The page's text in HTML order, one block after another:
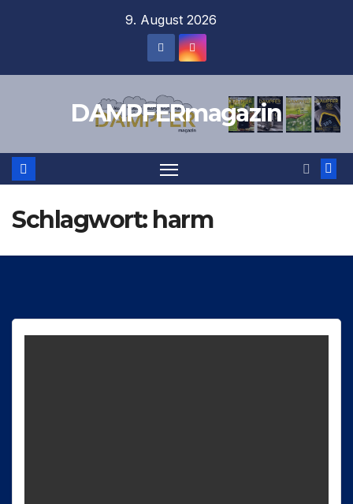
9. August 2026
DAMPFERmagazin
Schlagwort: harm